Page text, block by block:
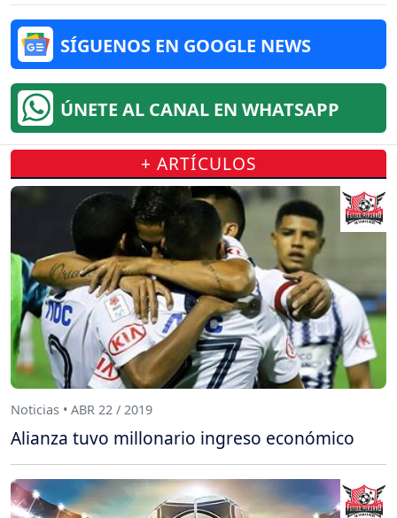
SÍGUENOS EN GOOGLE NEWS
ÚNETE AL CANAL EN WHATSAPP
+ ARTÍCULOS
Noticias • ABR 22 / 2019
Alianza tuvo millonario ingreso económico